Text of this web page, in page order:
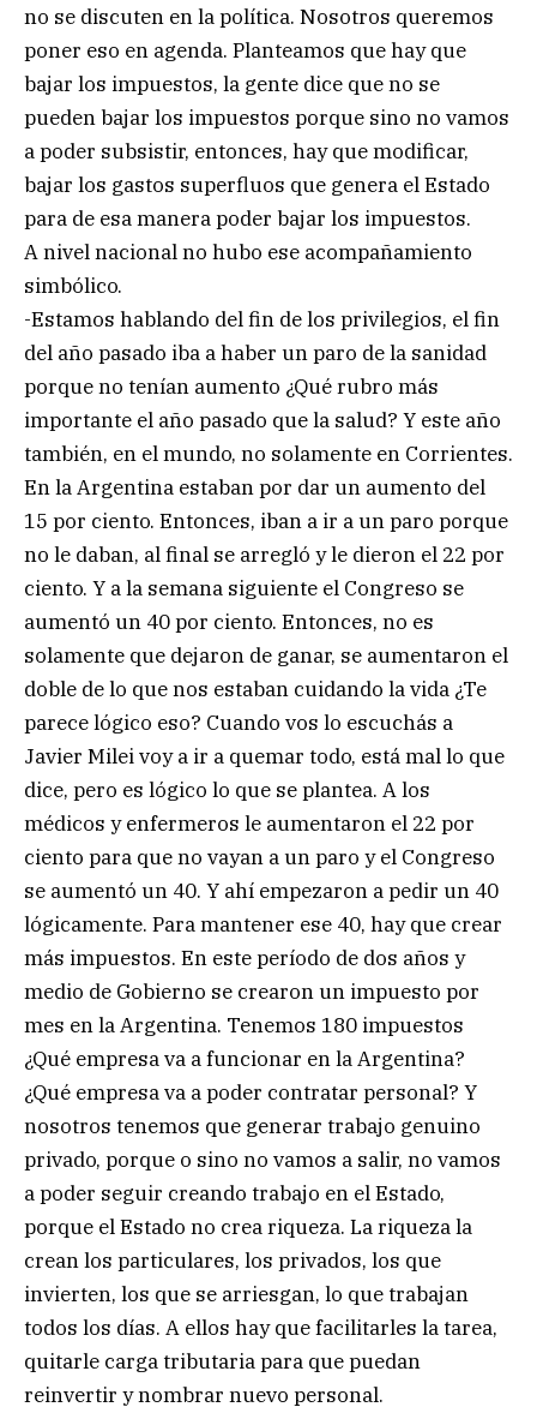
no se discuten en la política. Nosotros queremos
poner eso en agenda. Planteamos que hay que
bajar los impuestos, la gente dice que no se
pueden bajar los impuestos porque sino no vamos
a poder subsistir, entonces, hay que modificar,
bajar los gastos superfluos que genera el Estado
para de esa manera poder bajar los impuestos.
A nivel nacional no hubo ese acompañamiento
simbólico.
-Estamos hablando del fin de los privilegios, el fin
del año pasado iba a haber un paro de la sanidad
porque no tenían aumento ¿Qué rubro más
importante el año pasado que la salud? Y este año
también, en el mundo, no solamente en Corrientes.
En la Argentina estaban por dar un aumento del
15 por ciento. Entonces, iban a ir a un paro porque
no le daban, al final se arregló y le dieron el 22 por
ciento. Y a la semana siguiente el Congreso se
aumentó un 40 por ciento. Entonces, no es
solamente que dejaron de ganar, se aumentaron el
doble de lo que nos estaban cuidando la vida ¿Te
parece lógico eso? Cuando vos lo escuchás a
Javier Milei voy a ir a quemar todo, está mal lo que
dice, pero es lógico lo que se plantea. A los
médicos y enfermeros le aumentaron el 22 por
ciento para que no vayan a un paro y el Congreso
se aumentó un 40. Y ahí empezaron a pedir un 40
lógicamente. Para mantener ese 40, hay que crear
más impuestos. En este período de dos años y
medio de Gobierno se crearon un impuesto por
mes en la Argentina. Tenemos 180 impuestos
¿Qué empresa va a funcionar en la Argentina?
¿Qué empresa va a poder contratar personal? Y
nosotros tenemos que generar trabajo genuino
privado, porque o sino no vamos a salir, no vamos
a poder seguir creando trabajo en el Estado,
porque el Estado no crea riqueza. La riqueza la
crean los particulares, los privados, los que
invierten, los que se arriesgan, lo que trabajan
todos los días. A ellos hay que facilitarles la tarea,
quitarle carga tributaria para que puedan
reinvertir y nombrar nuevo personal.